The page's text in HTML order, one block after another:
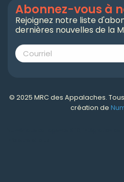
Abonnez-vous à
Rejoignez notre liste
dernières nouvelles de la
© 2025 MRC des Appalaches.
création de